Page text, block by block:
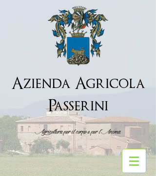
Azienda Agricola
Passerini
Agricoltura per il corpo e per l''Anima